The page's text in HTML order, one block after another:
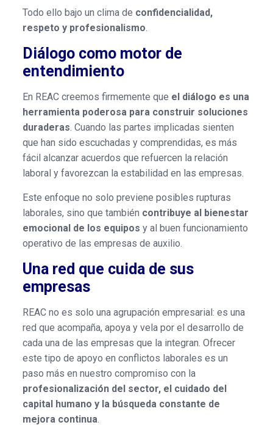
Todo ello bajo un clima de confidencialidad,
respeto y profesionalismo.
Diálogo como motor de
entendimiento
En REAC creemos firmemente que el diálogo es una
herramienta poderosa para construir soluciones
duraderas. Cuando las partes implicadas sienten
que han sido escuchadas y comprendidas, es más
fácil alcanzar acuerdos que refuercen la relación
laboral y favorezcan la estabilidad en las empresas.
Este enfoque no solo previene posibles rupturas
laborales, sino que también contribuye al bienestar
emocional de los equipos y al buen funcionamiento
operativo de las empresas de auxilio.
Una red que cuida de sus
empresas
REAC no es solo una agrupación empresarial: es una
red que acompaña, apoya y vela por el desarrollo de
cada una de las empresas que la integran. Ofrecer
este tipo de apoyo en conflictos laborales es un
paso más en nuestro compromiso con la
profesionalización del sector, el cuidado del
capital humano y la búsqueda constante de
mejora continua.